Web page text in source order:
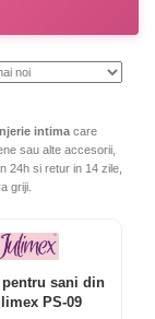
intima care
sau alte accesorii,
24h si retur in 14 zile,
griji.
sani din
PS-09